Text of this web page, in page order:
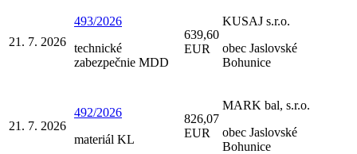
21. 7. 2026
493/2026
technické
zabezpečnie MDD
639,60
EUR
KUSAJ s.r.o.
obec Jaslovské
Bohunice
21. 7. 2026
492/2026
materiál KL
826,07
EUR
MARK bal, s.r.o.
obec Jaslovské
Bohunice